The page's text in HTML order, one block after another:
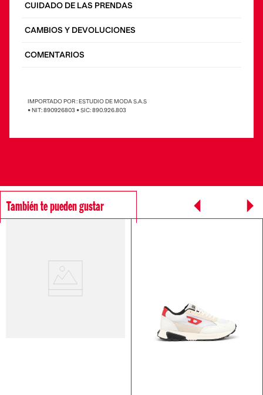
CUIDADO DE LAS PRENDAS
CAMBIOS Y DEVOLUCIONES
COMENTARIOS
IMPORTADO POR : ESTUDIO DE MODA S.A.S
• NIT: 890926803 • SIC: 890.926.803
También te pueden gustar